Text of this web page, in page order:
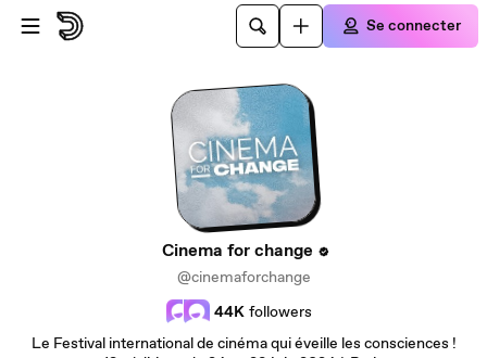
Passer au contenu principal
Se connecter
Cinema for change
@cinemaforchange
44K followers
Le Festival international de cinéma qui éveille les consciences !